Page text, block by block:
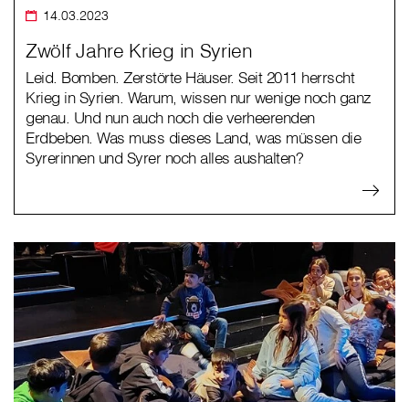
14.03.2023
Zwölf Jahre Krieg in Syrien
Leid. Bomben. Zerstörte Häuser. Seit 2011 herrscht
Krieg in Syrien. Warum, wissen nur wenige noch ganz
genau. Und nun auch noch die verheerenden
Erdbeben. Was muss dieses Land, was müssen die
Syrerinnen und Syrer noch alles aushalten?